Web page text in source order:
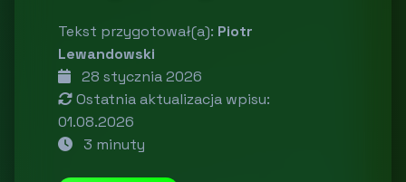
Tekst przygotował(a): Piotr
Lewandowski
28 stycznia 2026
Ostatnia aktualizacja wpisu:
01.08.2026
3 minuty